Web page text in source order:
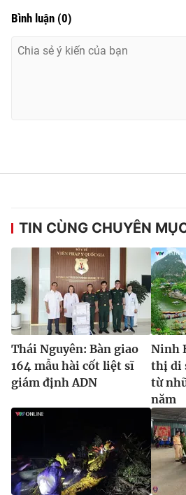
Cơ quan báo chí:Thời báo VTV
Liên hệ quảng cáo:024-7300.7108
® Cấm sao chép dưới mọi hình thức
thuận bằng văn bản. Ghi rõ nguồn
thông tin từ website này.
Bình luận (0)
TIN CÙNG CHUYÊN
Thái Nguyên: Bàn giao
164 mẫu hài cốt liệt sĩ
giám định ADN
Ninh
thị di
từ
năm